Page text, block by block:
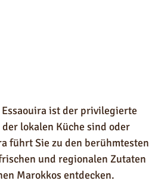
ist der privilegierte
lokalen Küche sind oder
führt Sie zu den berühmtesten
und regionalen Zutaten
Marokkos entdecken.